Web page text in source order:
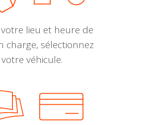
lieu et heure de
charge, sélectionnez
votre véhicule.